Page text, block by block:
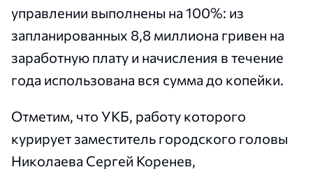
управлении выполнены на 100%: из
запланированных 8,8 миллиона гривен на
заработную плату и начисления в течение
года использована вся сумма до копейки.
Отметим, что УКБ, работу которого
курирует заместитель городского головы
Николаева Сергей Коренев,